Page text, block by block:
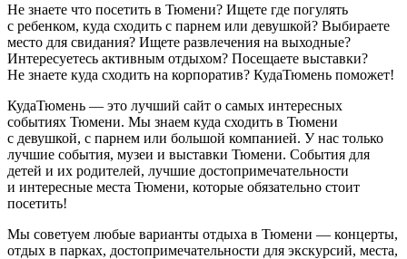
Не знаете что посетить в Тюмени? Ищете где погулять
с ребенком, куда сходить с парнем или девушкой? Выбираете
место для свидания? Ищете развлечения на выходные?
Интересуетесь активным отдыхом? Посещаете выставки?
Не знаете куда сходить на корпоратив? КудаТюмень поможет!
КудаТюмень — это лучший сайт о самых интересных
событиях Тюмени. Мы знаем куда сходить в Тюмени
с девушкой, с парнем или большой компанией. У нас только
лучшие события, музеи и выставки Тюмени. События для
детей и их родителей, лучшие достопримечательности
и интересные места Тюмени, которые обязательно стоит
посетить!
Мы советуем любые варианты отдыха в Тюмени — концерты,
отдых в парках, достопримечательности для экскурсий, места,